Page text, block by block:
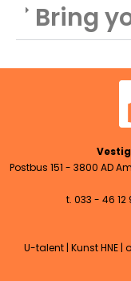
Bring
Postbus 151 - 3800 AD
t. 033 - 46 12
U-talent| Kunst HNE|